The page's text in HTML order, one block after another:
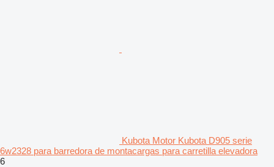
Kubota Motor Kubota D905 serie
6w2328 para barredora de montacargas para carretilla elevadora
6